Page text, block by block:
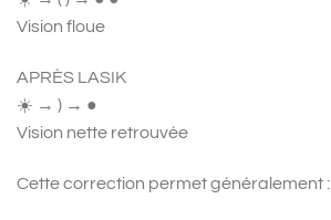
Vision floue
APRÈS LASIK
☀️ → ) → ●
Vision nette retrouvée
Cette correction permet généralement :